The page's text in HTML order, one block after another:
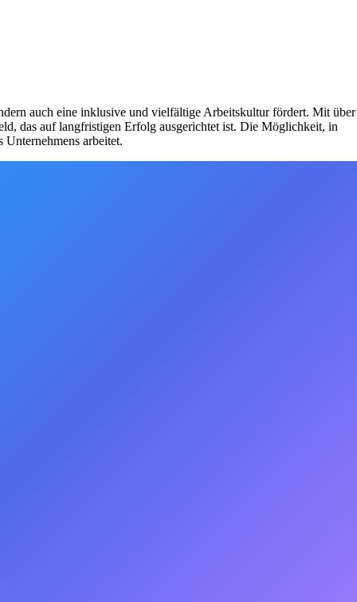
auch eine inklusive und vielfältige Arbeitskultur fördert. Mit über
das auf langfristigen Erfolg ausgerichtet ist. Die Möglichkeit, in
Unternehmens arbeitet.